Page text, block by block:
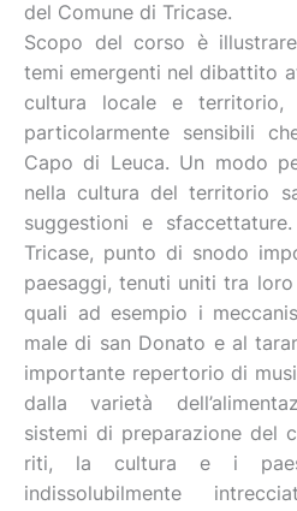
del Comune di Tricase.
Scopo del corso è
temi emergenti nel dibattito
cultura locale e territorio,
particolarmente sensibili
Capo di Leuca. Un modo
nella cultura del territorio
suggestioni e
Tricase, punto di snodo
paesaggi, tenuti uniti tra
quali ad esempio i
male di san Donato e al
importante repertorio di
dalla varietà
sistemi di preparazione del
riti, la cultura e i
indissolubilmente